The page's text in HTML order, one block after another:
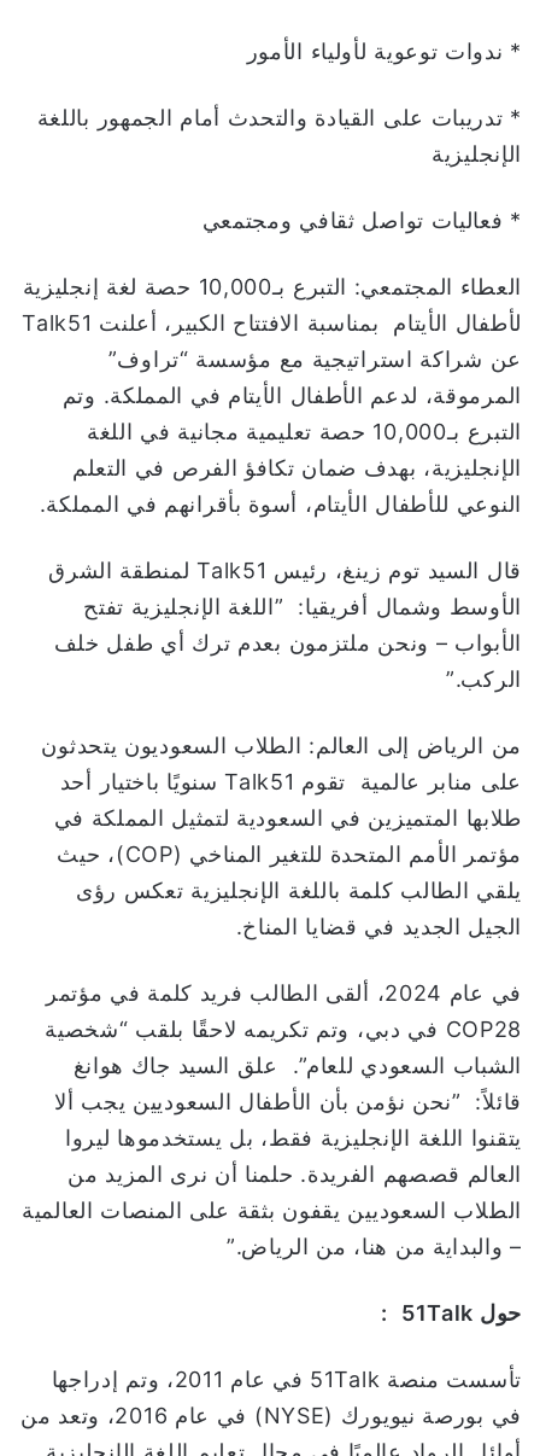
* ندوات توعوية لأولياء الأمور
* تدريبات على القيادة والتحدث أمام الجمهور باللغة
الإنجليزية
* فعاليات تواصل ثقافي ومجتمعي
العطاء المجتمعي: التبرع بـ10,000 حصة لغة إنجليزية
لأطفال الأيتام بمناسبة الافتتاح الكبير، أعلنت Talk51
عن شراكة استراتيجية مع مؤسسة “تراوف”
المرموقة، لدعم الأطفال الأيتام في المملكة. وتم
التبرع بـ10,000 حصة تعليمية مجانية في اللغة
الإنجليزية، بهدف ضمان تكافؤ الفرص في التعلم
النوعي للأطفال الأيتام، أسوة بأقرانهم في المملكة.
قال السيد توم زينغ، رئيس Talk51 لمنطقة الشرق
الأوسط وشمال أفريقيا: ”اللغة الإنجليزية تفتح
الأبواب – ونحن ملتزمون بعدم ترك أي طفل خلف
الركب.”
من الرياض إلى العالم: الطلاب السعوديون يتحدثون
على منابر عالمية تقوم Talk51 سنويًا باختيار أحد
طلابها المتميزين في السعودية لتمثيل المملكة في
مؤتمر الأمم المتحدة للتغير المناخي (COP)، حيث
يلقي الطالب كلمة باللغة الإنجليزية تعكس رؤى
الجيل الجديد في قضايا المناخ.
في عام 2024، ألقى الطالب فريد كلمة في مؤتمر
COP28 في دبي، وتم تكريمه لاحقًا بلقب “شخصية
الشباب السعودي للعام”. علق السيد جاك هوانغ
قائلاً: ”نحن نؤمن بأن الأطفال السعوديين يجب ألا
يتقنوا اللغة الإنجليزية فقط، بل يستخدموها ليروا
العالم قصصهم الفريدة. حلمنا أن نرى المزيد من
الطلاب السعوديين يقفون بثقة على المنصات العالمية
– والبداية من هنا، من الرياض.”
حول 51Talk
:
تأسست منصة 51Talk في عام 2011، وتم إدراجها
في بورصة نيويورك (NYSE) في عام 2016، وتعد من